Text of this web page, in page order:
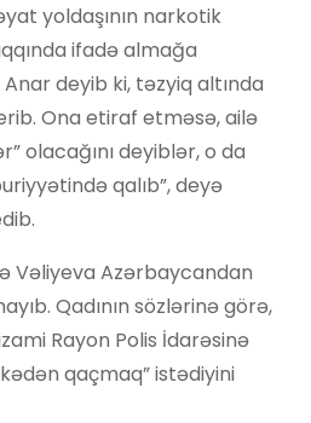
yoldaşının narkotik
ifadə almağa
Anar deyib ki, təzyiq altında
Ona etiraf etməsə, ailə
olacağını deyiblər, o da
qalıb”, deyə
Vəliyeva Azərbaycandan
Qadının sözlərinə görə,
Rayon Polis İdarəsinə
qaçmaq” istədiyini